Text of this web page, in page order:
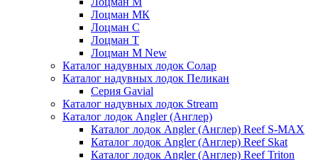
Лоцман МК
Лоцман С
Лоцман Т
Лоцман М New
Каталог надувных лодок Солар
Каталог надувных лодок Пеликан
Серия Gavial
Каталог надувных лодок Stream
Каталог лодок Angler (Англер)
Каталог лодок Angler (Англер) Reef S-MAX
Каталог лодок Angler (Англер) Reef Skat
Каталог лодок Angler (Англер) Reef Triton